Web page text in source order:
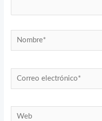
Nombre*
Correo
electrónico*
Web